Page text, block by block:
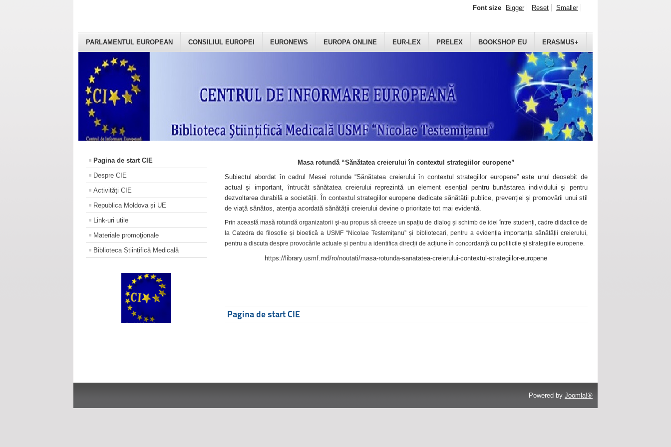
PARLAMENTUL EUROPEAN CONSILIUL EUROPEI EURONEWS EUROPA ONLINE EUR-LEX PRELEX BOOKSHOP EU ERASMUS+
Font size Bigger Reset Smaller
Pagina de start CIE
Despre CIE
Activități CIE
Republica Moldova și UE
Link-uri utile
Materiale promoţionale
Biblioteca Științifică Medicală
Masa rotundă “Sănătatea creierului în contextul strategiilor europene”
Subiectul abordat în cadrul Mesei rotunde “Sănătatea creierului în contextul strategiilor europene” este unul deosebit de
actual și important, întrucât sănătatea creierului reprezintă un element esențial pentru bunăstarea individului și pentru
dezvoltarea durabilă a societății. În contextul strategiilor europene dedicate sănătății publice, prevenției și promovării unui stil
de viață sănătos, atenția acordată sănătății creierului devine o prioritate tot mai evidentă.
Prin această masă rotundă organizatorii şi-au propus să creeze un spațiu de dialog și schimb de idei între studenți, cadre didactice de
la Catedra de filosofie și bioetică a USMF “Nicolae Testemițanu” și bibliotecari, pentru a evidenția importanța sănătății creierului,
pentru a discuta despre provocările actuale și pentru a identifica direcții de acțiune în concordanță cu politicile și strategiile europene.
https://library.usmf.md/ro/noutati/masa-rotunda-sanatatea-creierului-contextul-strategiilor-europene
Pagina de start CIE
Powered by Joomla!®